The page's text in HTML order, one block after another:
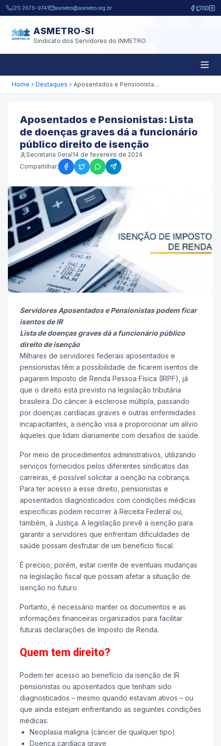
Pular para o conteúdo principal
(21) 2679-9741 asmetro@asmetro.org.br
ASMETRO-SI
Sindicato dos Servidores do INMETRO
Home Destaques Aposentados e Pensionistas: Lista de doenças graves dá a funcionário público direito de isenção
Aposentados e Pensionistas: Lista
de doenças graves dá a funcionário
público direito de isenção
Secretaria Geral14 de fevereiro de 2024
Compartilhar:
Servidores Aposentados e Pensionistas podem ficar
isentos de IR
Lista de doenças graves dá a funcionário público
direito de isenção
Milhares de servidores federais aposentados e
pensionistas têm a possibilidade de ficarem isentos de
pagarem Imposto de Renda Pessoa Física (IRPF), já
que o direito está previsto na legislação tributária
brasileira. Do câncer à esclerose múltipla, passando
por doenças cardíacas graves e outras enfermidades
incapacitantes, a isenção visa a proporcionar um alívio
àqueles que lidam diariamente com desafios de saúde.
Por meio de procedimentos administrativos, utilizando
serviços fornecidos pelos diferentes sindicatos das
carreiras, é possível solicitar a isenção na cobrança.
Para ter acesso a esse direito, pensionistas e
aposentados diagnosticados com condições médicas
específicas podem recorrer à Receita Federal ou,
também, à Justiça. A legislação prevê a isenção para
garantir a servidores que enfrentam dificuldades de
saúde possam desfrutar de um benefício fiscal.
É preciso, porém, estar ciente de eventuais mudanças
na legislação fiscal que possam afetar a situação de
isenção no futuro.
Portanto, é necessário manter os documentos e as
informações financeiras organizados para facilitar
futuras declarações de Imposto de Renda.
Quem tem direito?
Podem ter acesso ao benefício da isenção de IR
pensionistas ou aposentados que tenham sido
diagnosticados – mesmo quando estavam ativos – ou
que ainda estejam enfrentando as seguintes condições
médicas:
Neoplasia maligna (câncer de qualquer tipo)
Doença cardíaca grave